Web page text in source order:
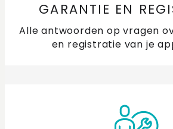
GARANTIE EN
Alle antwoorden op vragen
en registratie van je